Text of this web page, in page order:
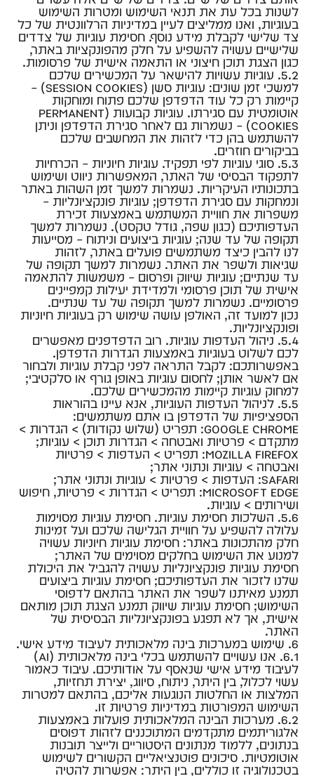
לשנות בכל עת את תנאי השימוש ומטרות השימוש
בעוגיות, ואנו ממליצים לעיין במדיניות הרלוונטית של כל
צד שלישי לקבלת מידע נוסף. חסימת עוגיות של צדדים
שלישיים עשויה להשפיע על חלק מהפונקציות באתר,
כגון הצגת תוכן חיצוני או התאמה אישית של פרסומות.
5.2. עוגיות עשויות להישאר על המכשירים שלכם
למשכי זמן שונים: עוגיות סשן (session cookies) –
קיימות רק כל עוד הדפדפן שלכם פתוח ומוחקות
אוטומטית עם סגירתו. עוגיות קבועות (permanent
cookies) – נשמרות גם לאחר סגירת הדפדפן וניתן
להשתמש בהן כדי לזהות את המחשבים שלכם
בביקורים חוזרים.
5.3. סוגי עוגיות לפי תפקיד. עוגיות חיוניות – הכרחיות
לתפקוד הבסיסי של האתר, המאפשרות ניווט ושימוש
בתכונותיו העיקריות. נשמרות למשך זמן השהות באתר
ונמחקות עם סגירת הדפדפן; עוגיות פונקציונליות –
משפרות את חוויית המשתמש באמצעות זכירת
העדפותיכם (כגון שפה, גודל טקסט). נשמרות למשך
תקופה של עד שנה; עוגיות ביצועים וניתוח – מסייעות
לנו להבין כיצד משתמשים פועלים באתר, לזהות
שגיאות ולשפר את האתר. נשמרות למשך תקופה של
עד שנתיים; עוגיות שיווק ופרסום – משמשות להתאמה
אישית של תוכן פרסומי ולמדידת יעילות קמפיינים
פרסומיים. נשמרות למשך תקופה של עד שנתיים.
נכון למועד זה, האולפן עושה שימוש רק בעוגיות חיוניות
ופונקציונליות.
5.4. ניהול העדפות עוגיות. רוב הדפדפנים מאפשרים
לכם לשלוט בעוגיות באמצעות הגדרות הדפדפן.
באפשרותכם: לקבל התראה לפני קבלת עוגיות ולבחור
אם לאשר אותן; לחסום עוגיות באופן גורף או סלקטיבי;
למחוק עוגיות קיימות מהמכשירים שלכם.
5.5. לניהול העדפות העוגיות, אנא עיינו בהוראות
הספציפיות של הדפדפן בו אתם משתמשים:
Google Chrome: תפריט (שלוש נקודות) > הגדרות >
מתקדם > פרטיות ואבטחה > הגדרות תוכן > עוגיות;
Mozilla Firefox: תפריט > העדפות > פרטיות
ואבטחה > עוגיות ונתוני אתר;
Safari: העדפות > פרטיות > עוגיות ונתוני אתר;
Microsoft Edge: תפריט > הגדרות > פרטיות, חיפוש
ושירותים > עוגיות.
5.6. השלכות חסימת עוגיות. חסימת עוגיות מסוימות
עלולה להשפיע על חוויית הגלישה שלכם ועל זמינות
חלק מהתכונות באתר: חסימת עוגיות חיוניות עשויה
למנוע את השימוש בחלקים מסוימים של האתר;
חסימת עוגיות פונקציונליות עשויה להגביל את היכולת
שלנו לזכור את העדפותיכם; חסימת עוגיות ביצועים
תמנע מאיתנו לשפר את האתר בהתאם לדפוסי
השימוש; חסימת עוגיות שיווק תמנע הצגת תוכן מותאם
אישית, אך לא תפגע בפונקציונליות הבסיסית של
האתר.
6. שימוש במערכות בינה מלאכותית לעיבוד מידע אישי.
6.1. אנו עשויים להשתמש בכלי בינה מלאכותית (AI)
לעיבוד מידע אישי שנאסף על אודותיכם. עיבוד כאמור
עשוי לכלול, בין היתר, ניתוח, סיווג, יצירת תחזיות,
המלצות או החלטות הנוגעות אליכם, בהתאם למטרות
השימוש המפורטות במדיניות פרטיות זו.
6.2. מערכות הבינה המלאכותית פועלות באמצעות
אלגוריתמים מתקדמים המתוכננים לזהות דפוסים
בנתונים, ללמוד מנתונים היסטוריים ולייצר תובנות
אוטומטיות. סיכונים פוטנציאליים הקשורים לשימוש
בטכנולוגיה זו כוללים, בין היתר: אפשרות להטיה